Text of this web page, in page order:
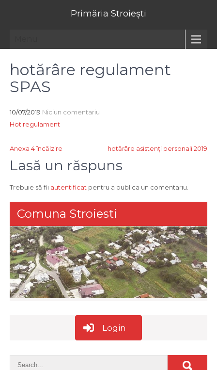
Primăria Stroiești
hotărâre regulament
SPAS
10/07/2019 Niciun comentariu
Hot regulament
Navigare
în
Anexa 4 încălzire hotărâre asistenţi personali 2019
Lasă un răspuns
Trebuie să fii autentificat pentru a publica un comentariu.
Comuna Stroiesti
Login